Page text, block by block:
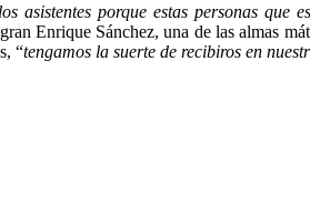
porque estas personas
Enrique Sánchez, una de las almas
“tengamos la suerte de recibiros en